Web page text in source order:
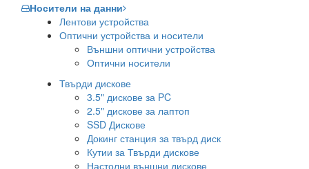
Носители на данни
Лентови устройства
Оптични устройства и носители
Външни оптични устройства
Оптични носители
Твърди дискове
3.5" дискове за PC
2.5" дискове за лаптоп
SSD Дискове
Докинг станция за твърд диск
Кутии за Твърди дискове
Настолни външни дискове